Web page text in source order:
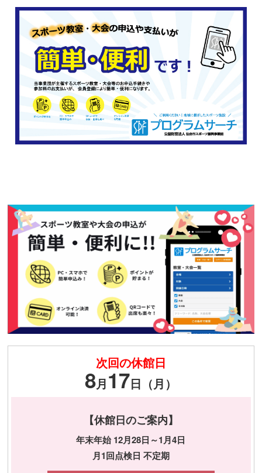
次回の休館日
8月17日（月）
【休館日のご案内】
年末年始 12月28日～1月4日
月1回点検日 不定期